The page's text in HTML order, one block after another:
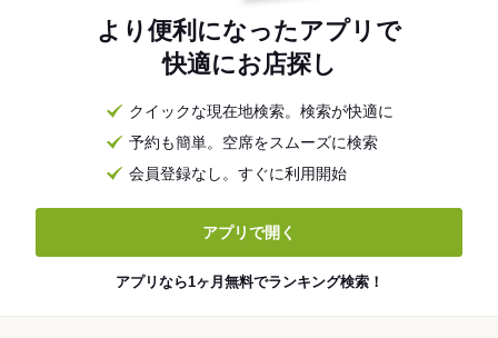
より便利になったアプリで
快適にお店探し
クイックな現在地検索。検索が快適に
予約も簡単。空席をスムーズに検索
会員登録なし。すぐに利用開始
アプリで開く
アプリなら1ヶ月無料でランキング検索！